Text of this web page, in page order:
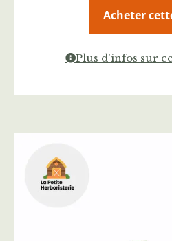
Acheter
Plus d'infos sur